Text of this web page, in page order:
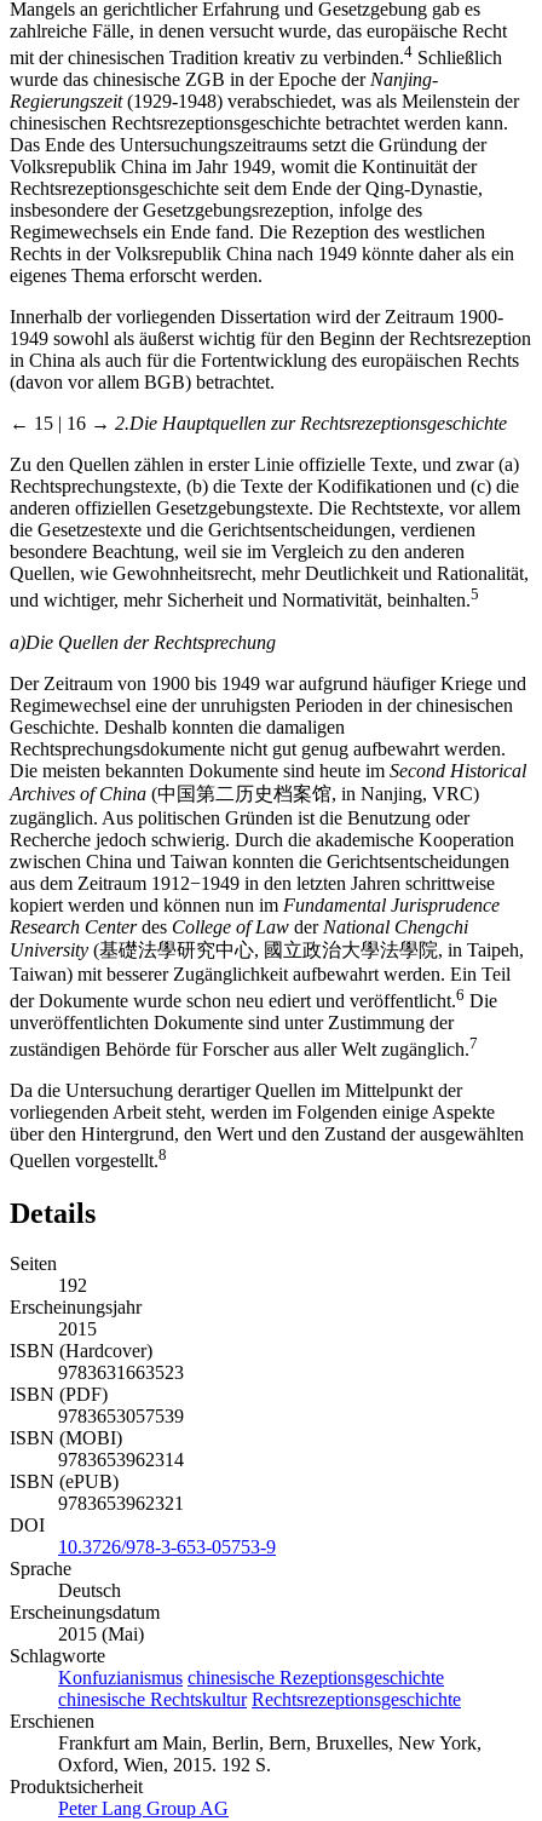
Mangels an gerichtlicher Erfahrung und Gesetzgebung gab es
zahlreiche Fälle, in denen versucht wurde, das europäische Recht
mit der chinesischen Tradition kreativ zu verbinden.4 Schließlich
wurde das chinesische ZGB in der Epoche der Nanjing-
Regierungszeit(1929-1948) verabschiedet, was als Meilenstein der
chinesischen Rechtsrezeptionsgeschichte betrachtet werden kann.
Das Ende des Untersuchungszeitraums setzt die Gründung der
Volksrepublik China im Jahr 1949, womit die Kontinuität der
Rechtsrezeptionsgeschichte seit dem Ende der Qing-Dynastie,
insbesondere der Gesetzgebungsrezeption, infolge des
Regimewechsels ein Ende fand. Die Rezeption des westlichen
Rechts in der Volksrepublik China nach 1949 könnte daher als ein
eigenes Thema erforscht werden.
Innerhalb der vorliegenden Dissertation wird der Zeitraum 1900-
1949 sowohl als äußerst wichtig für den Beginn der Rechtsrezeption
in China als auch für die Fortentwicklung des europäischen Rechts
(davon vor allem BGB) betrachtet.
← 15 | 16 → 2.Die Hauptquellen zur Rechtsrezeptionsgeschichte
Zu den Quellen zählen in erster Linie offizielle Texte, und zwar (a)
Rechtsprechungstexte, (b) die Texte der Kodifikationen und (c) die
anderen offiziellen Gesetzgebungstexte. Die Rechtstexte, vor allem
die Gesetzestexte und die Gerichtsentscheidungen, verdienen
besondere Beachtung, weil sie im Vergleich zu den anderen
Quellen, wie Gewohnheitsrecht, mehr Deutlichkeit und Rationalität,
und wichtiger, mehr Sicherheit und Normativität, beinhalten.5
a)Die Quellen der Rechtsprechung
Der Zeitraum von 1900 bis 1949 war aufgrund häufiger Kriege und
Regimewechsel eine der unruhigsten Perioden in der chinesischen
Geschichte. Deshalb konnten die damaligen
Rechtsprechungsdokumente nicht gut genug aufbewahrt werden.
Die meisten bekannten Dokumente sind heute im Second Historical
Archives of China (中国第二历史档案馆, in Nanjing, VRC)
zugänglich. Aus politischen Gründen ist die Benutzung oder
Recherche jedoch schwierig. Durch die akademische Kooperation
zwischen China und Taiwan konnten die Gerichtsentscheidungen
aus dem Zeitraum 1912−1949 in den letzten Jahren schrittweise
kopiert werden und können nun im Fundamental Jurisprudence
Research Centerdes College of Law der National Chengchi
University (基礎法學研究中心, 國立政治大學法學院, in Taipeh,
Taiwan) mit besserer Zugänglichkeit aufbewahrt werden. Ein Teil
der Dokumente wurde schon neu ediert und veröffentlicht.6 Die
unveröffentlichten Dokumente sind unter Zustimmung der
zuständigen Behörde für Forscher aus aller Welt zugänglich.7
Da die Untersuchung derartiger Quellen im Mittelpunkt der
vorliegenden Arbeit steht, werden im Folgenden einige Aspekte
über den Hintergrund, den Wert und den Zustand der ausgewählten
Quellen vorgestellt.8
Details
Seiten
192
Erscheinungsjahr
2015
ISBN (Hardcover)
9783631663523
ISBN (PDF)
9783653057539
ISBN (MOBI)
9783653962314
ISBN (ePUB)
9783653962321
DOI
10.3726/978-3-653-05753-9
Sprache
Deutsch
Erscheinungsdatum
2015 (Mai)
Schlagworte
Konfuzianismus chinesische Rezeptionsgeschichte
chinesische Rechtskultur Rechtsrezeptionsgeschichte
Erschienen
Frankfurt am Main, Berlin, Bern, Bruxelles, New York,
Oxford, Wien, 2015. 192 S.
Produktsicherheit
Peter Lang Group AG